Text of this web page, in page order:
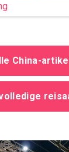
China-